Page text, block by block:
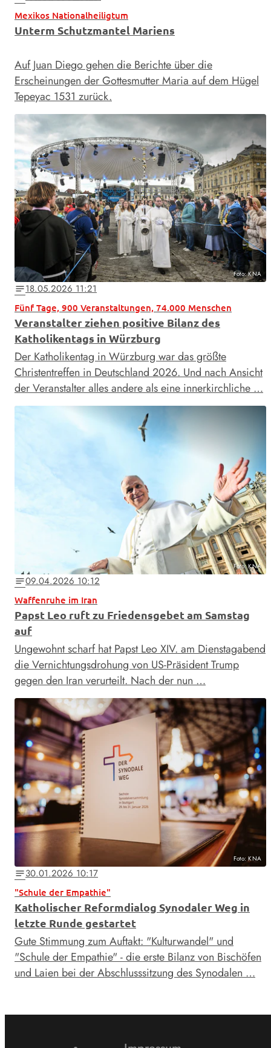
Mexikos Nationalheiligtum
Unterm Schutzmantel Mariens
Auf Juan Diego gehen die Berichte über die
Erscheinungen der Gottesmutter Maria auf dem Hügel
Tepeyac 1531 zurück.
Foto: KNA
notes18.05.2026 11:21
Fünf Tage, 900 Veranstaltungen, 74.000 Menschen
Veranstalter ziehen positive Bilanz des
Katholikentags in Würzburg
Der Katholikentag in Würzburg war das größte
Christentreffen in Deutschland 2026. Und nach Ansicht
der Veranstalter alles andere als eine innerkirchliche …
Foto: KNA
notes09.04.2026 10:12
Waffenruhe im Iran
Papst Leo ruft zu Friedensgebet am Samstag
auf
Ungewohnt scharf hat Papst Leo XIV. am Dienstagabend
die Vernichtungsdrohung von US-Präsident Trump
gegen den Iran verurteilt. Nach der nun …
Foto: KNA
notes30.01.2026 10:17
"Schule der Empathie"
Katholischer Reformdialog Synodaler Weg in
letzte Runde gestartet
Gute Stimmung zum Auftakt: "Kulturwandel" und
"Schule der Empathie" - die erste Bilanz von Bischöfen
und Laien bei der Abschlusssitzung des Synodalen …